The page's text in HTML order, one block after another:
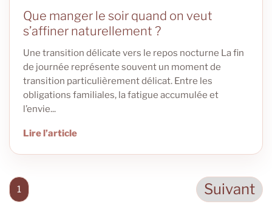
Que manger le soir quand on veut
s’affiner naturellement ?
Une transition délicate vers le repos nocturne La fin
de journée représente souvent un moment de
transition particulièrement délicat. Entre les
obligations familiales, la fatigue accumulée et
l’envie...
Lire l’article
1 Suivant